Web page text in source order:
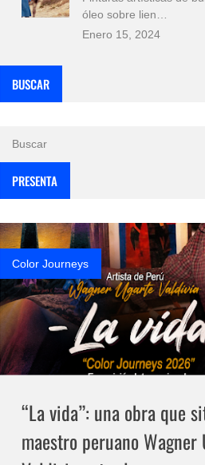
óleo sobre lien…
Enero 15, 2024
BUSCAR
PRESENTA
Color Journeys
“La vida”: una obra que
maestro peruano Wagner